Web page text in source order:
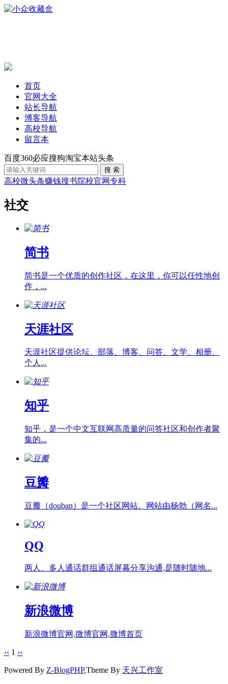
首页
官网大全
站长导航
博客导航
高校导航
留言本
百度360必应搜狗淘宝本站头条
高校微头条赚钱搜书院校官网专科
社交
简书
简书是一个优质的创作社区，在这里，你可以任性地创
作，...
天涯社区
天涯社区提供论坛、部落、博客、问答、文学、相册、
个人...
知乎
知乎，是一个中文互联网高质量的问答社区和创作者聚
集的...
豆瓣
豆瓣（douban）是一个社区网站。网站由杨勃（网名...
QQ
两人、多人通话群组通话屏幕分享沟通,是随时随地...
新浪微博
新浪微博官网,微博官网,微博首页
‹‹ 1 ››
Powered By Z-BlogPHP,Theme By 天兴工作室